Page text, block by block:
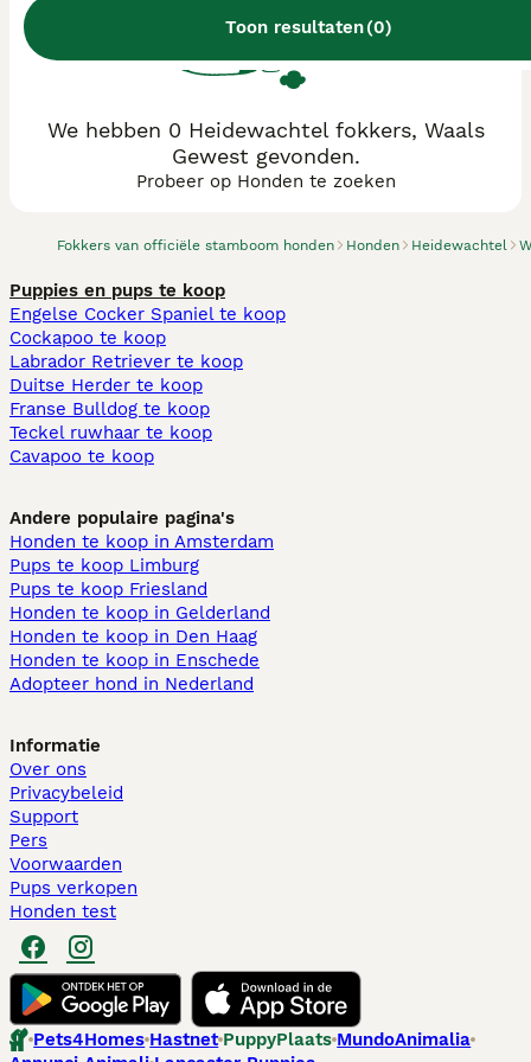
Toon resultaten(0)
Fokkers van officiële stamboom honden Honden Heidewachtel
We hebben 0 Heidewachtel fokkers, Waals
Gewest gevonden.
Probeer op Honden te zoeken
Puppies en pups te koop
Engelse Cocker Spaniel te koop
Cockapoo te koop
Labrador Retriever te koop
Duitse Herder te koop
Franse Bulldog te koop
Teckel ruwhaar te koop
Cavapoo te koop
Andere populaire pagina's
Honden te koop in Amsterdam
Pups te koop Limburg​
Pups te koop Friesland​
Honden te koop in Gelderland
Honden te koop in Den Haag
Honden te koop in Enschede
Adopteer hond in Nederland
Informatie
Over ons
Privacybeleid
Support
Pers
Voorwaarden
Pups verkopen
Honden test
Pets4Homes Hastnet PuppyPlaats MundoAnimalia